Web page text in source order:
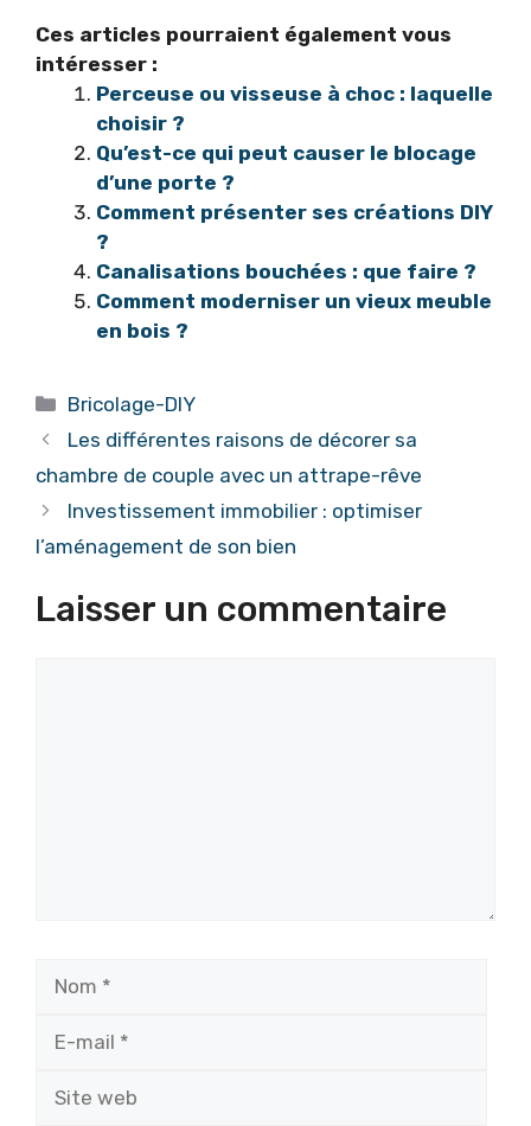
Ces articles pourraient également vous
intéresser :
Perceuse ou visseuse à choc : laquelle
choisir ?
Qu’est-ce qui peut causer le blocage
d’une porte ?
Comment présenter ses créations DIY
?
Canalisations bouchées : que faire ?
Comment moderniser un vieux meuble
en bois ?
Catégories
Bricolage-DIY
Les différentes raisons de décorer sa
chambre de couple avec un attrape-rêve
Investissement immobilier : optimiser
l’aménagement de son bien
Laisser un commentaire